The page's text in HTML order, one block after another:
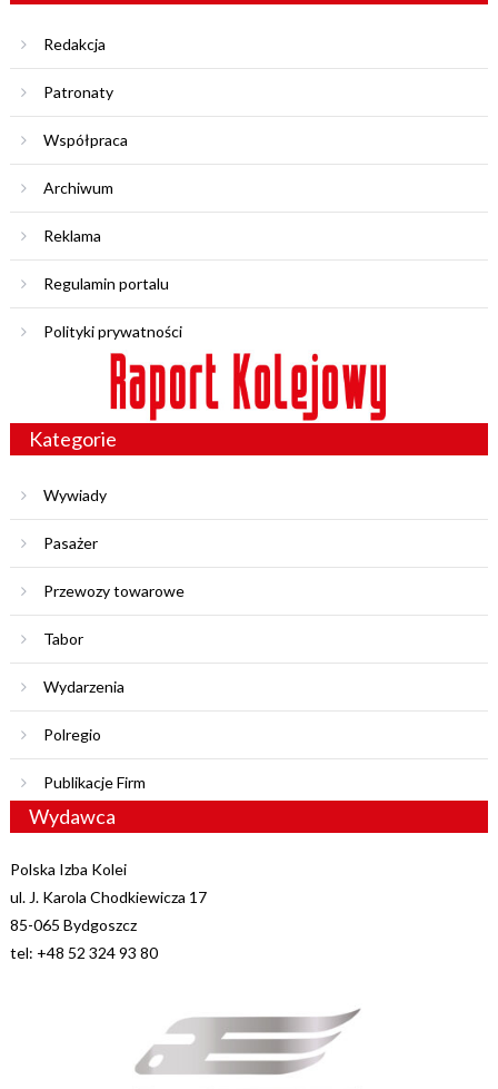
Redakcja
Patronaty
Współpraca
Archiwum
Reklama
Regulamin portalu
Polityki prywatności
Kategorie
Wywiady
Pasażer
Przewozy towarowe
Tabor
Wydarzenia
Polregio
Publikacje Firm
Wydawca
Polska Izba Kolei
ul. J. Karola Chodkiewicza 17
85-065 Bydgoszcz
tel: +48 52 324 93 80